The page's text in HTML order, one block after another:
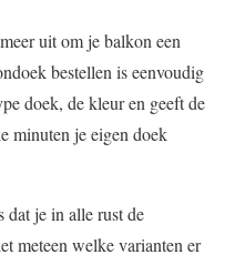
uit om je balkon een
bestellen is eenvoudig
doek, de kleur en geeft de
minuten je eigen doek
dat je in alle rust de
meteen welke varianten er